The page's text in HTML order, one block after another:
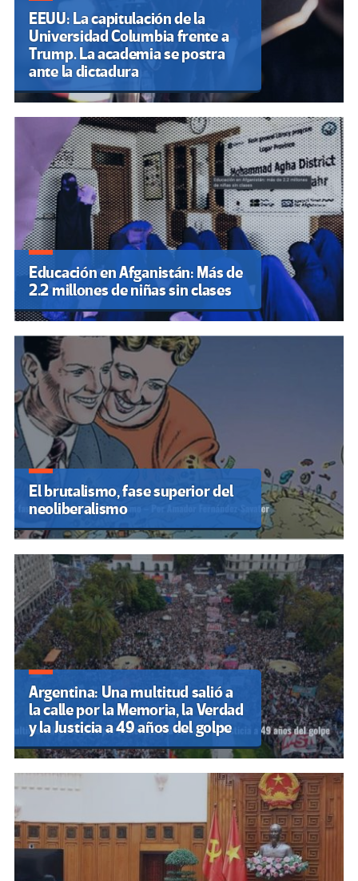
EEUU: La capitulación de la
Universidad Columbia frente a
Trump. La academia se postra
ante la dictadura
Educación en Afganistán: Más de
2.2 millones de niñas sin clases
El brutalismo, fase superior del
neoliberalismo
Argentina: Una multitud salió a
la calle por la Memoria, la Verdad
y la Justicia a 49 años del golpe